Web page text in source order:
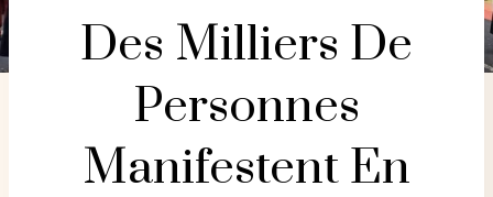
Des Milliers De
Personnes
Manifestent En